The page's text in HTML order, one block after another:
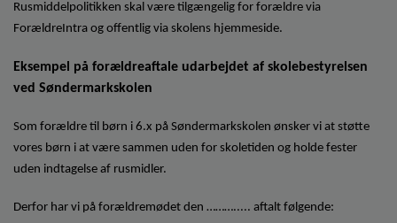
Rusmiddelpolitikken skal være tilgængelig for forældre via
ForældreIntra og offentlig via skolens hjemmeside.
Eksempel på forældreaftale udarbejdet af skolebestyrelsen
ved Søndermarkskolen
Som forældre til børn i 6.x på Søndermarkskolen ønsker vi at støtte
vores børn i at være sammen uden for skoletiden og holde fester
uden indtagelse af rusmidler.
Derfor har vi på forældremødet den ………..... aftalt følgende: